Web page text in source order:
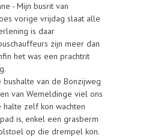
- Mijn busrit van
vorige vrijdag slaat alle
is daar
zijn meer dan
het was een prachtrit
bushalte van de Bonzijweg
van Wemeldinge viel ons
halte zelf kon wachten
is, enkel een grasberm
op die drempel kon.